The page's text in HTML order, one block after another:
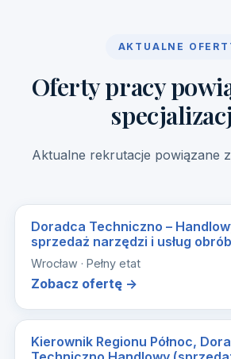
AKTUALNE
Oferty pracy
Aktualne rekrutacje powiązane
Doradca Techniczno –
sprzedaż narzędzi i usług
Wrocław · Pełny etat
Zobacz ofertę →
Kierownik Regionu Północ,